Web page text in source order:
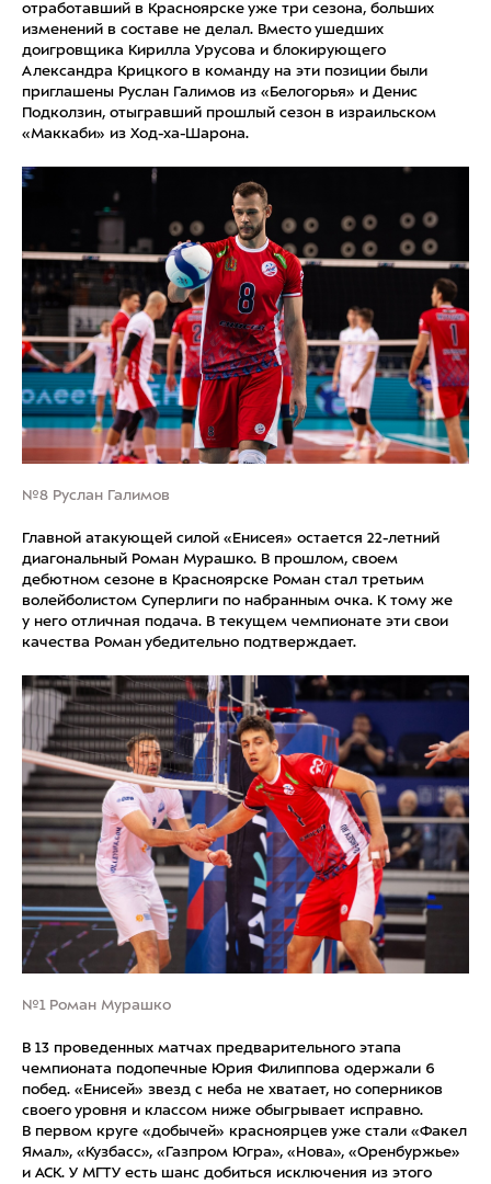
отработавший в Красноярске уже три сезона, больших
изменений в составе не делал. Вместо ушедших
доигровщика Кирилла Урусова и блокирующего
Александра Крицкого в команду на эти позиции были
приглашены Руслан Галимов из «Белогорья» и Денис
Подколзин, отыгравший прошлый сезон в израильском
«Маккаби» из Ход-ха-Шарона.
№8 Руслан Галимов
Главной атакующей силой «Енисея» остается 22-летний
диагональный Роман Мурашко. В прошлом, своем
дебютном сезоне в Красноярске Роман стал третьим
волейболистом Суперлиги по набранным очка. К тому же
у него отличная подача. В текущем чемпионате эти свои
качества Роман убедительно подтверждает.
№1 Роман Мурашко
В 13 проведенных матчах предварительного этапа
чемпионата подопечные Юрия Филиппова одержали 6
побед. «Енисей» звезд с неба не хватает, но соперников
своего уровня и классом ниже обыгрывает исправно.
В первом круге «добычей» красноярцев уже стали «Факел
Ямал», «Кузбасс», «Газпром Югра», «Нова», «Оренбуржье»
и АСК. У МГТУ есть шанс добиться исключения из этого